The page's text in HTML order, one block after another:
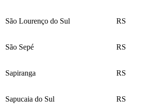
São Lourenço do Sul RS
São Sepé RS
Sapiranga RS
Sapucaia do Sul RS